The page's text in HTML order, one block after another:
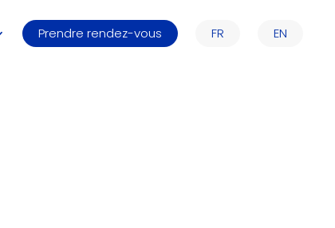
Prendre rendez-vous FR EN